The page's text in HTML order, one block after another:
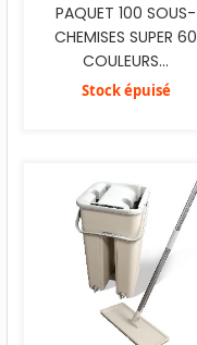
PAQUET 100 SOUS-
CHEMISES SUPER 60
COULEURS...
Stock épuisé